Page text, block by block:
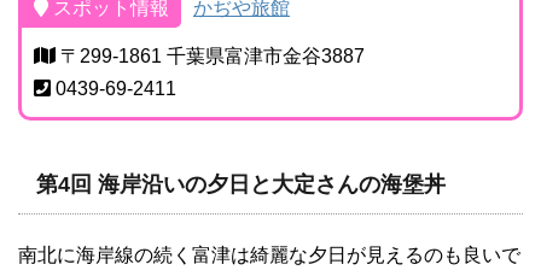
スポット情報 かぢや旅館
〒299-1861 千葉県富津市金谷3887
0439-69-2411
第4回 海岸沿いの夕日と大定さんの海堡丼
南北に海岸線の続く富津は綺麗な夕日が見えるのも良いで